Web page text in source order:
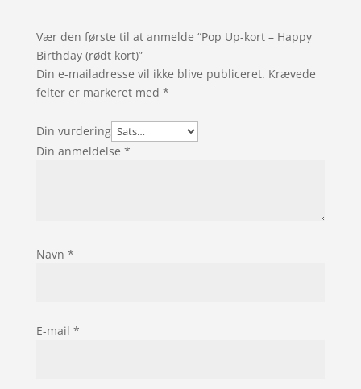
Vær den første til at anmelde “Pop Up-kort – Happy
Birthday (rødt kort)”
Din e-mailadresse vil ikke blive publiceret. Krævede
felter er markeret med *
Din vurdering
Din anmeldelse *
Navn *
E-mail *